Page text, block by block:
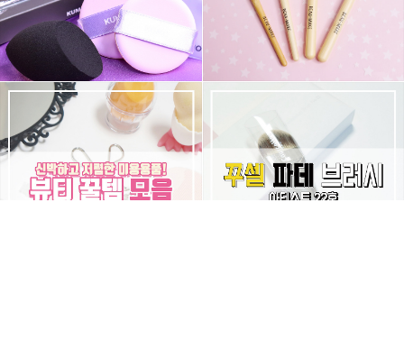
구독하기
카카오스토리 밴드 네이버 블로그